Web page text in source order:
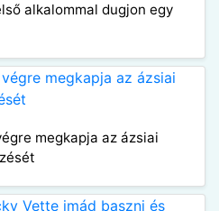
alkalommal dugjon egy
megkapja az ázsiai